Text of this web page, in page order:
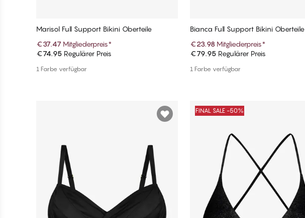
Marisol Full Support Bikini Oberteile
€37.47 Mitgliederpreis*
€74.95 Regulärer Preis
1 Farbe verfügbar
Bianca Full Support Bikini Oberteile
€23.98 Mitgliederpreis*
€79.95 Regulärer Preis
1 Farbe verfügbar
FINAL SALE -50%